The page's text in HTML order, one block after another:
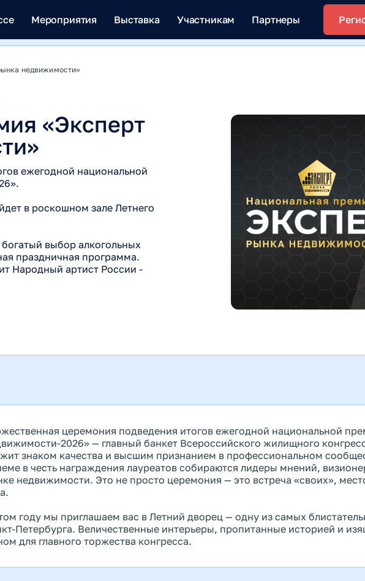
Мероприятия Выставка Участникам Партнеры
недвижимости»
«Эксперт
ежегодной национальной
в роскошном зале Летнего
выбор алкогольных
праздничная программа.
Народный артист России -
церемония подведения итогов ежегодной национальной
2026» — главный банкет Всероссийского жилищного
знаком качества и высшим признанием в профессиональном
в честь награждения лауреатов собираются лидеры мнений,
недвижимости. Это не просто церемония — это встреча «своих»,
году мы приглашаем вас в Летний дворец — одну из самых
Петербурга. Величественные интерьеры, пропитанные историей и
для главного торжества конгресса.